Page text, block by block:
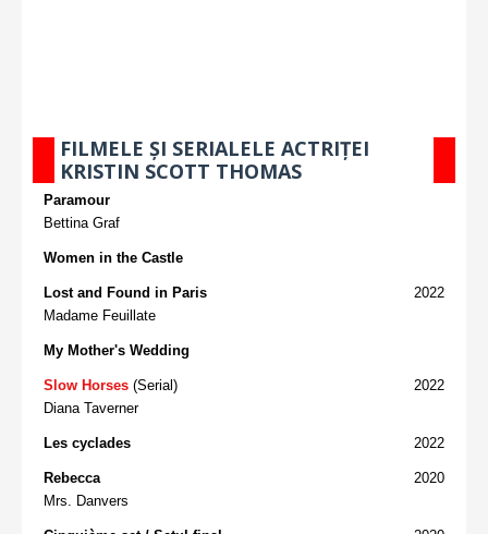
FILMELE ȘI SERIALELE ACTRIȚEI
KRISTIN SCOTT THOMAS
Paramour
Bettina Graf
Women in the Castle
2022
Lost and Found in Paris
Madame Feuillate
My Mother's Wedding
2022
Slow Horses (Serial)
Diana Taverner
2022
Les cyclades
2020
Rebecca
Mrs. Danvers